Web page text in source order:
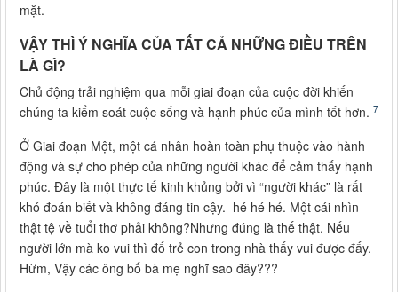
mặt.
VẬY THÌ Ý NGHĨA CỦA TẤT CẢ NHỮNG ĐIỀU TRÊN
LÀ GÌ?
Chủ động trải nghiệm qua mỗi giai đoạn của cuộc đời khiến
chúng ta kiểm soát cuộc sống và hạnh phúc của mình tốt hơn. 7
Ở Giai đoạn Một, một cá nhân hoàn toàn phụ thuộc vào hành
động và sự cho phép của những người khác để cảm thấy hạnh
phúc. Đây là một thực tế kinh khủng bởi vì “người khác” là rất
khó đoán biết và không đáng tin cậy. hé hé hé. Một cái nhìn
thật tệ về tuổi thơ phải không?Nhưng đúng là thế thật. Nếu
người lớn mà ko vui thì đố trẻ con trong nhà thấy vui được đấy.
Hừm, Vậy các ông bố bà mẹ nghĩ sao đây???